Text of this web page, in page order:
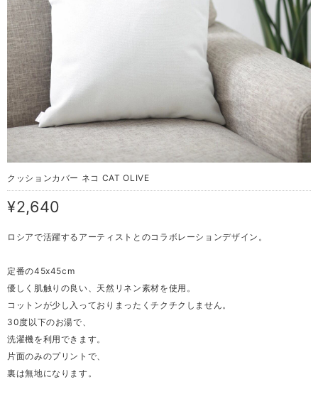
クッションカバー ネコ CAT OLIVE
¥2,640
ロシアで活躍するアーティストとのコラボレーションデザイン。
定番の45x45cm
優しく肌触りの良い、天然リネン素材を使用。
コットンが少し入っておりまったくチクチクしません。
30度以下のお湯で、
洗濯機を利用できます。
片面のみのプリントで、
裏は無地になります。